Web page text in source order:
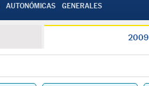
AUTONÓMICAS GENERALES
2009